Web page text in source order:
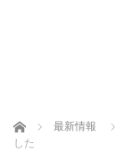
ホーム 最新情報
した